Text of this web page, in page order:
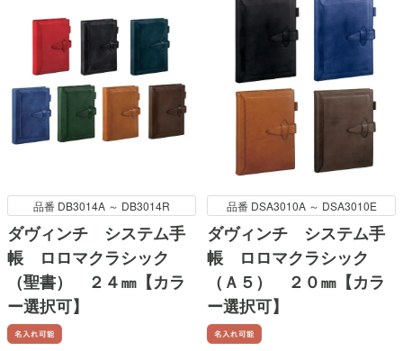
品番 DB3014A ～ DB3014R
ダヴィンチ システム手
帳 ロロマクラシック
（聖書） ２４㎜【カラ
ー選択可】
品番 DSA3010A ～ DSA3010E
ダヴィンチ システム手
帳 ロロマクラシック
（Ａ５） ２０㎜【カラ
ー選択可】